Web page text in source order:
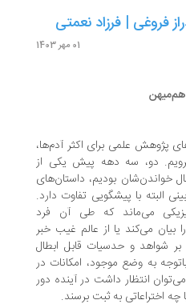
| فرزاد نعمتی
علمی برای اکثر آدم‌ها،
سه دهه پیش یکی از
بودیم، داستان‌های
با پیشگویی تفاوت دارد.
می‌ماند که طی آن فرد
می‌کند یا از عالم غیب خبر
و حدسیات قابل ابطال
وضع موجود، امکانات در
داشت در آینده دور
به ثبت برسند.